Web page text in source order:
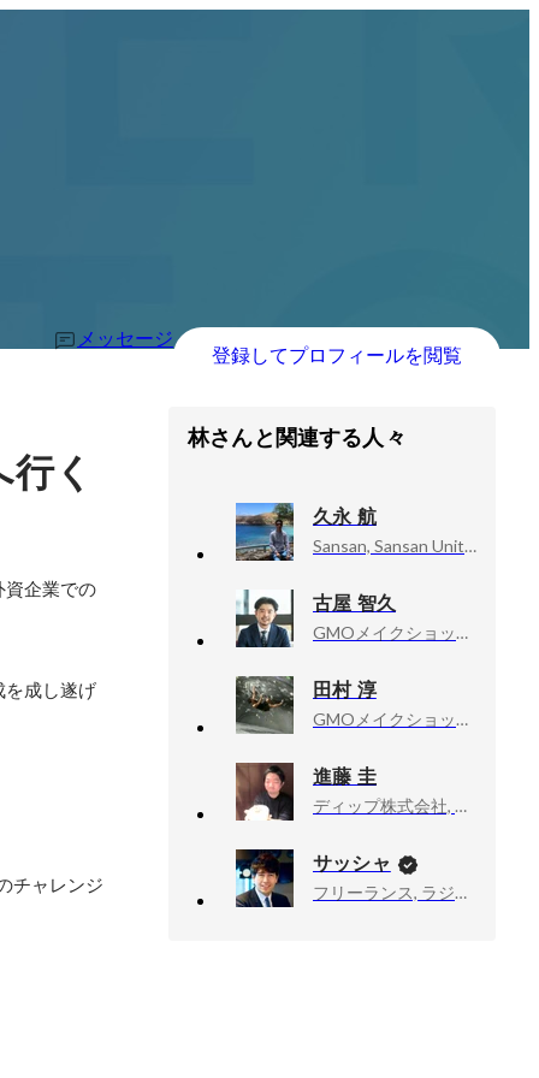
メッセージ
登録してプロフィールを閲覧
く
資企業での
を成し遂げ
チャレンジ
林さんと関連する人々
久永 航
Sansan, Sansan Unit Product Marketing Manager
古屋 智久
GMOメイクショップ株式会社, 専務取締役 COO
田村 淳
GMOメイクショップ株式会社 MakeShop事業部 MakeShopカスタマーグループ, 部長
進藤 圭
ディップ株式会社, BizOps本部長
サッシャ
フリーランス, ラジオDJ・ナビゲーター